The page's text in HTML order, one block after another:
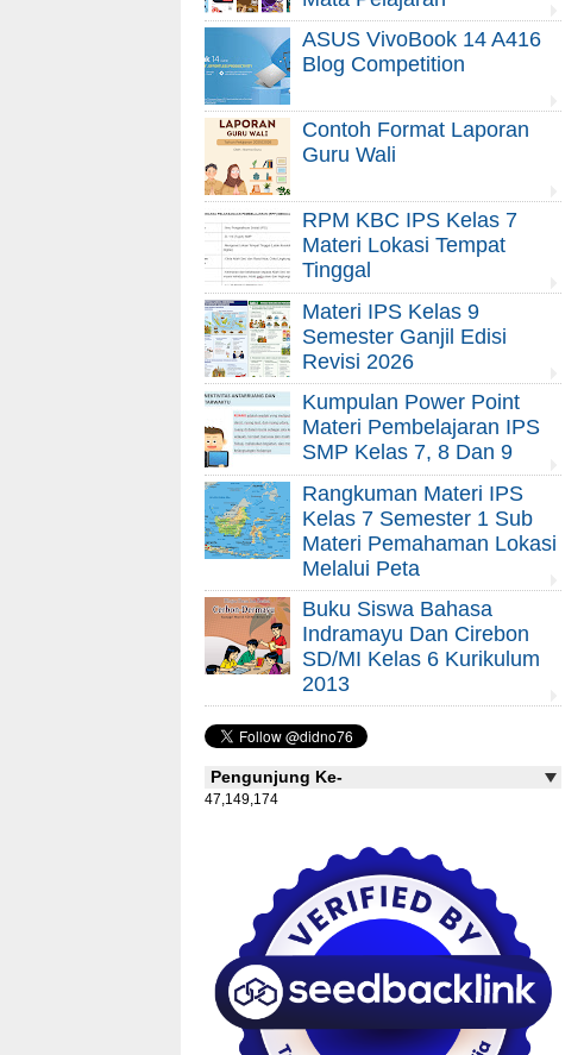
ASUS VivoBook 14 A416
Blog Competition
Contoh Format Laporan
Guru Wali
RPM KBC IPS Kelas 7
Materi Lokasi Tempat
Tinggal
Materi IPS Kelas 9
Semester Ganjil Edisi
Revisi 2026
Kumpulan Power Point
Materi Pembelajaran IPS
SMP Kelas 7, 8 Dan 9
Rangkuman Materi IPS
Kelas 7 Semester 1 Sub
Materi Pemahaman Lokasi
Melalui Peta
Buku Siswa Bahasa
Indramayu Dan Cirebon
SD/MI Kelas 6 Kurikulum
2013
Pengunjung Ke-
47,149,174